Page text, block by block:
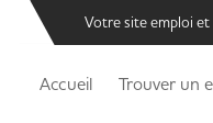
Votre site emploi et
Accueil Trouver un